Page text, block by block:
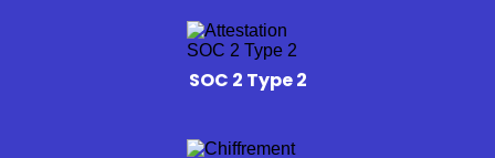
SOC 2 Type 2